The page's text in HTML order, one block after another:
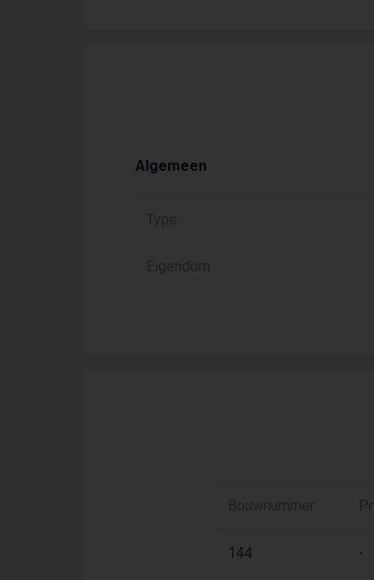
Algemeen
Type
Eigendom
Bouwnummer
144 -